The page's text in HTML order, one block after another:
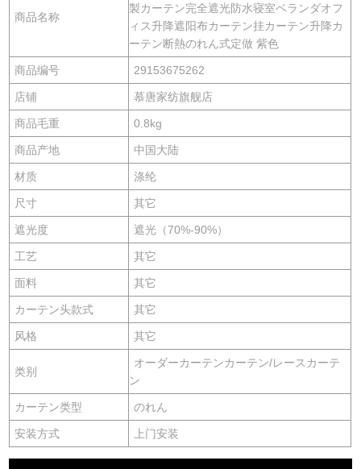
商品名称
製カーテン完全遮光防水寝室ベランダオフ
ィス升降遮阳布カーテン挂カーテン升降カ
ーテン断熱のれん式定做 紫色
商品编号 29153675262
店铺 慕唐家纺旗舰店
商品毛重 0.8kg
商品产地 中国大陆
材质 涤纶
尺寸 其它
遮光度 遮光（70%-90%）
工艺 其它
面料 其它
カーテン头款式 其它
风格 其它
类别
オーダーカーテンカーテン/レースカーテ
ン
カーテン类型 のれん
安装方式 上门安装